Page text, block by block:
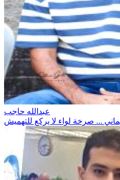
عبدالله حاجب
... صرخة لواء لا يركع للتهميش